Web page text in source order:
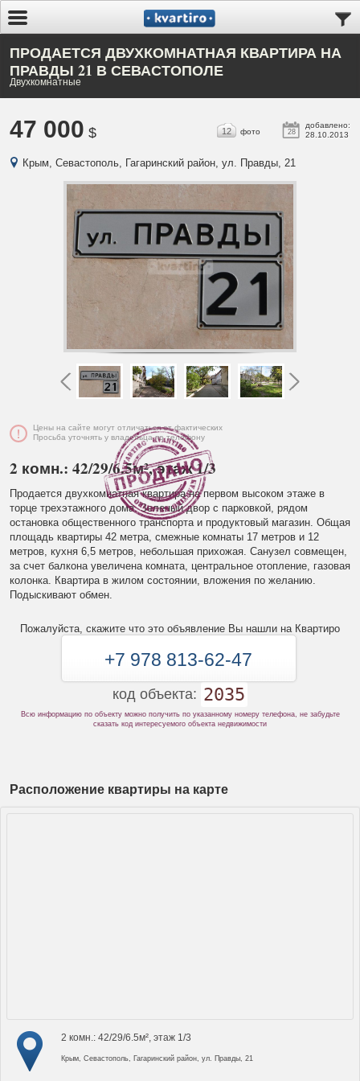
ПРОДАЕТСЯ ДВУХКОМНАТНАЯ КВАРТИРА НА
ПРАВДЫ 21 В СЕВАСТОПОЛЕ
Двухкомнатные
47 000 $ 28
добавлено:
28.10.2013
12 фото
Крым, Севастополь, Гагаринский район, ул. Правды, 21
Цены на сайте могут отличаться от фактических
Просьба уточнять у владельца по телефону
2 комн.: 42/29/6.5м², этаж 1/3
Продается двухкомнатная квартира на первом высоком этаже в
торце трехэтажного дома. Зеленый двор с парковкой, рядом
остановка общественного транспорта и продуктовый магазин. Общая
площадь квартиры 42 метра, смежные комнаты 17 метров и 12
метров, кухня 6,5 метров, небольшая прихожая. Санузел совмещен,
за счет балкона увеличена комната, центральное отопление, газовая
колонка. Квартира в жилом состоянии, вложения по желанию.
Подыскивают обмен.
Пожалуйста, скажите что это объявление Вы нашли на Квартиро
+7 978 813-62-47
код объекта: 2035
Всю информацию по объекту можно получить по указанному номеру телефона, не забудьте
сказать код интересуемого объекта недвижимости
Расположение квартиры на карте
2 комн.: 42/29/6.5м², этаж 1/3
Крым, Севастополь, Гагаринский район, ул. Правды, 21